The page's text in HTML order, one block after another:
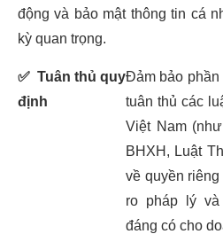
động và bảo mật thông tin cá
kỳ quan trọng.
✅ Tuân thủ quy
định
Đảm bảo phần
tuân thủ các
Việt Nam
BHXH, Luật
về quyền
ro pháp lý và
đáng có cho